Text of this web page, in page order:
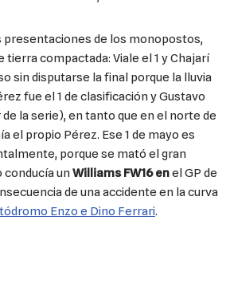
presentaciones de los monopostos,
tierra compactada: Viale el 1 y Chajarí
sin disputarse la final porque la lluvia
fue el 1 de clasificación y Gustavo
la serie), en tanto que en el norte de
el propio Pérez. Ese 1 de mayo es
porque se mató el gran
conducía unWilliams FW16 enel GP de
de una accidente en la curva
Enzo e Dino Ferrari.